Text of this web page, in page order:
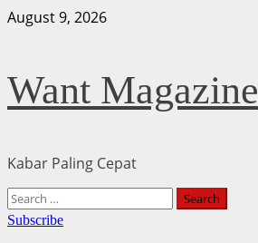
Skip
August 9, 2026
Want Magazine
Kabar Paling Cepat
Primary
Menu
Search
for:
Subscribe